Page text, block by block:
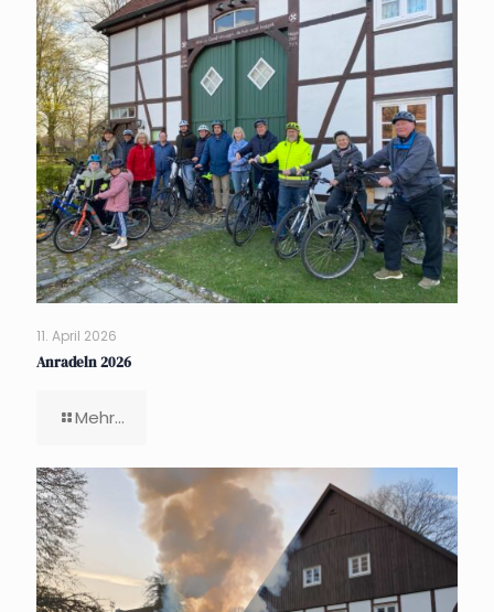
11. April 2026
Anradeln 2026
Mehr...